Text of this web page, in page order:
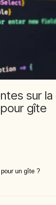
sur
gîte
un gîte ?